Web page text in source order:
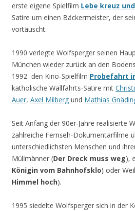
erste eigene Spielfilm Lebe kreuz
Satire um einen Bäckermeister, der
vortäuscht.
1990 verlegte Wolfsperger seinen
München wieder zurück an den
1992 den Kino-Spielfilm Probefahrt
katholische Wallfahrts-Satire mit
Auer, Axel Milberg und Mathias
Seit Anfang der 90er-Jahre realisierte
zahlreiche Fernseh-Dokumentarfilme
unterschiedlichsten Menschen und
Müllmänner (Der Dreck muss weg),
Königin vom Bahnhofsklo) oder
Himmel hoch).
1995 siedelte Wolfsperger sich in der